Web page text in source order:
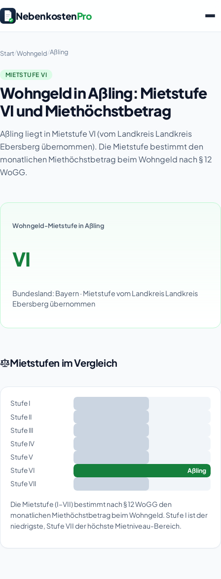
NebenkostenPro
Start/Wohngeld/Aßling
MIETSTUFE VI
Wohngeld in Aßling: Mietstufe
VI und Miethöchstbetrag
Aßling liegt in Mietstufe VI (vom Landkreis Landkreis
Ebersberg übernommen). Die Mietstufe bestimmt den
monatlichen Miethöchstbetrag beim Wohngeld nach § 12
WoGG.
Wohngeld-Mietstufe in Aßling
VI
Bundesland: Bayern · Mietstufe vom Landkreis Landkreis
Ebersberg übernommen
Mietstufen im Vergleich
Stufe I
Stufe II
Stufe III
Stufe IV
Stufe V
Stufe VI
Aßling
Stufe VII
Die Mietstufe (I–VII) bestimmt nach § 12 WoGG den
monatlichen Miethöchstbetrag beim Wohngeld. Stufe I ist der
niedrigste, Stufe VII der höchste Mietniveau-Bereich.